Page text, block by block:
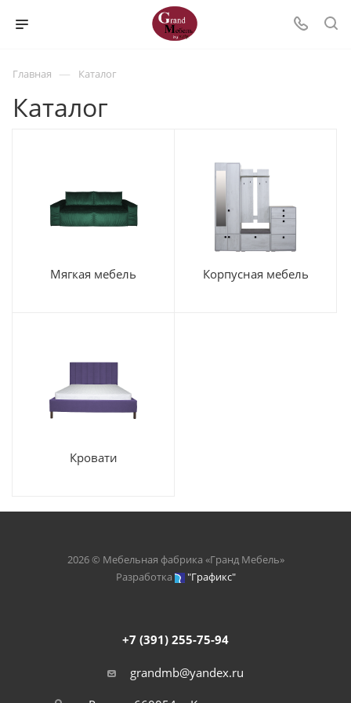
Главная — Каталог
Каталог
Мягкая мебель Корпусная мебель
Кровати
2026 © Мебельная фабрика «Гранд Мебель»
Разработка
"Графикс"
+7 (391) 255-75-94
grandmb@yandex.ru